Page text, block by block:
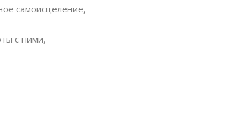
самоисцеление,
с ними,